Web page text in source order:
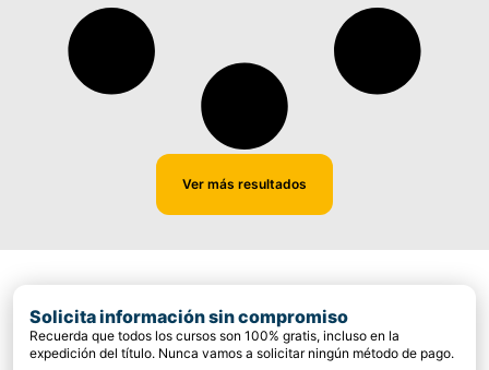
Ver más resultados
Solicita información sin compromiso
Recuerda que todos los cursos son 100% gratis, incluso en la
expedición del título. Nunca vamos a solicitar ningún método de pago.